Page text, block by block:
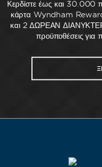
Κερδίστε έως και 30.000
κάρτα Wyndham
και 2 ΔΩΡΕΑΝ
προϋποθέσεις για